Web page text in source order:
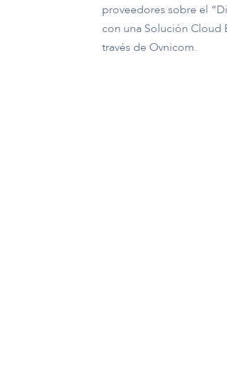
proveedores sobre el
con una Solución Cloud
través de Ovnicom.